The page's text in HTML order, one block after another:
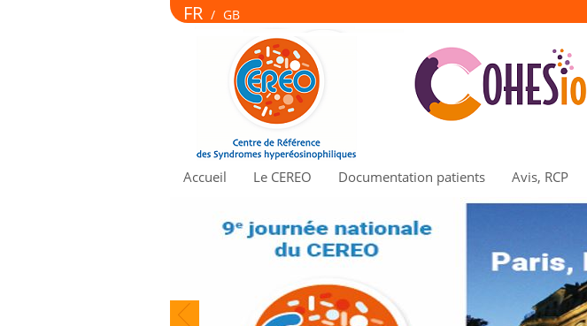
FR / GB
Accueil Le CEREO Documentation patients Avis, RCP